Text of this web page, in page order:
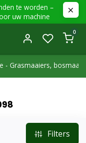
te worden –
uw machine
0
- Grasmaaiers,
Filters